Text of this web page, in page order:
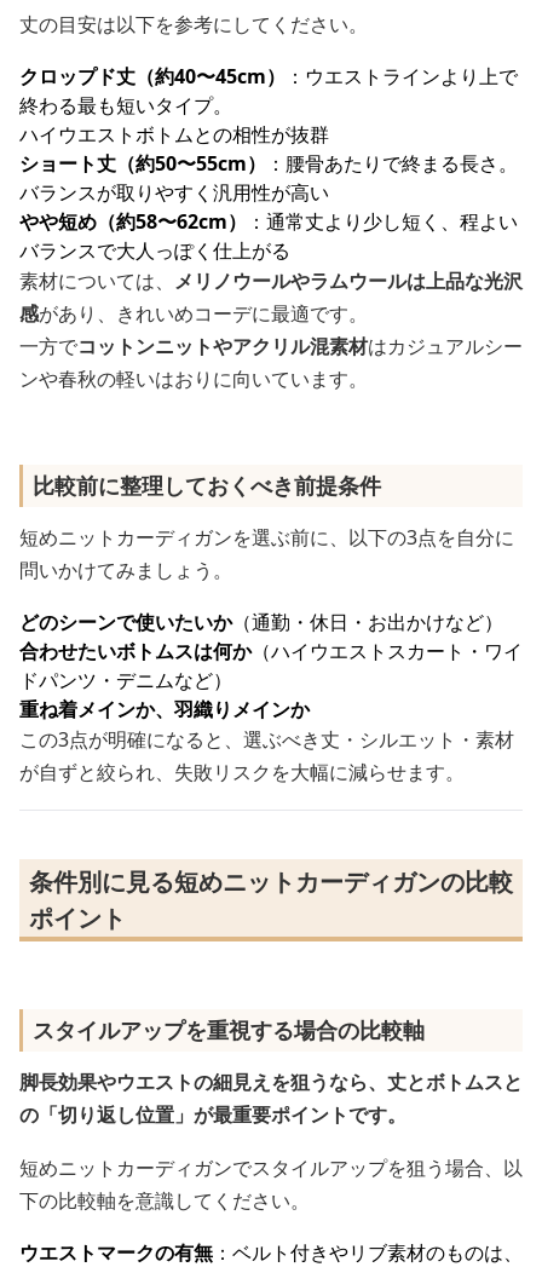
丈の目安は以下を参考にしてください。
クロップド丈（約40〜45cm）
：ウエストラインより上で
終わる最も短いタイプ。
ハイウエストボトムとの相性が抜群
ショート丈（約50〜55cm）
：腰骨あたりで終まる長さ。
バランスが取りやすく汎用性が高い
やや短め（約58〜62cm）
：通常丈より少し短く、程よい
バランスで大人っぽく仕上がる
素材については、 メリノウールやラムウールは上品な光沢
感があり、きれいめコーデに最適です。
一方でコットンニットやアクリル混素材はカジュアルシー
ンや春秋の軽いはおりに向いています。
比較前に整理しておくべき前提条件
短めニットカーディガンを選ぶ前に、以下の3点を自分に
問いかけてみましょう。
どのシーンで使いたいか（通勤・休日・お出かけなど）
合わせたいボトムスは何か（ハイウエストスカート・ワイ
ドパンツ・デニムなど）
重ね着メインか、羽織りメインか
この3点が明確になると、選ぶべき丈・シルエット・素材
が自ずと絞られ、失敗リスクを大幅に減らせます。
条件別に見る短めニットカーディガンの比較
ポイント
スタイルアップを重視する場合の比較軸
脚長効果やウエストの細見えを狙うなら、丈とボトムスと
の「切り返し位置」が最重要ポイントです。
短めニットカーディガンでスタイルアップを狙う場合、以
下の比較軸を意識してください。
ウエストマークの有無 ：ベルト付きやリブ素材のものは、